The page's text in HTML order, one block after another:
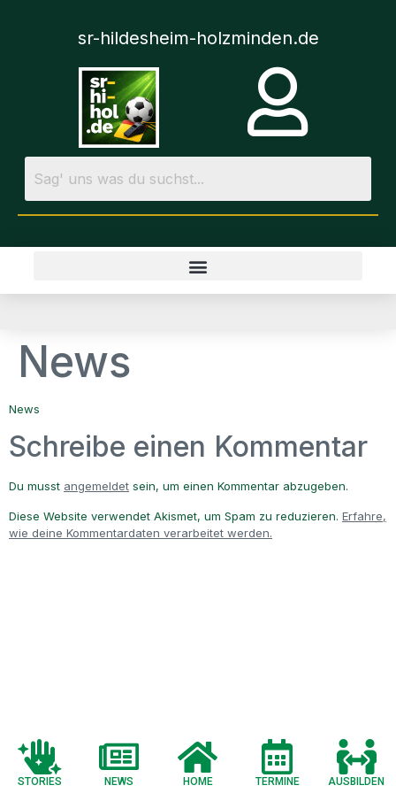
sr-hildesheim-holzminden.de
News
News
Schreibe einen Kommentar
Du musst angemeldet sein, um einen Kommentar abzugeben.
Diese Website verwendet Akismet, um Spam zu reduzieren. Erfahre,
wie deine Kommentardaten verarbeitet werden.
STORIES NEWS HOME TERMINE AUSBILDEN